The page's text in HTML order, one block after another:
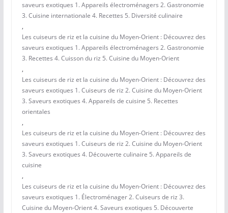
saveurs exotiques 1. Appareils électroménagers 2. Gastronomie
3. Cuisine internationale 4. Recettes 5. Diversité culinaire
,
Les cuiseurs de riz et la cuisine du Moyen-Orient : Découvrez des
saveurs exotiques 1. Appareils électroménagers 2. Gastronomie
3. Recettes 4. Cuisson du riz 5. Cuisine du Moyen-Orient
,
Les cuiseurs de riz et la cuisine du Moyen-Orient : Découvrez des
saveurs exotiques 1. Cuiseurs de riz 2. Cuisine du Moyen-Orient
3. Saveurs exotiques 4. Appareils de cuisine 5. Recettes
orientales
,
Les cuiseurs de riz et la cuisine du Moyen-Orient : Découvrez des
saveurs exotiques 1. Cuiseurs de riz 2. Cuisine du Moyen-Orient
3. Saveurs exotiques 4. Découverte culinaire 5. Appareils de
cuisine
,
Les cuiseurs de riz et la cuisine du Moyen-Orient : Découvrez des
saveurs exotiques 1. Électroménager 2. Cuiseurs de riz 3.
Cuisine du Moyen-Orient 4. Saveurs exotiques 5. Découverte